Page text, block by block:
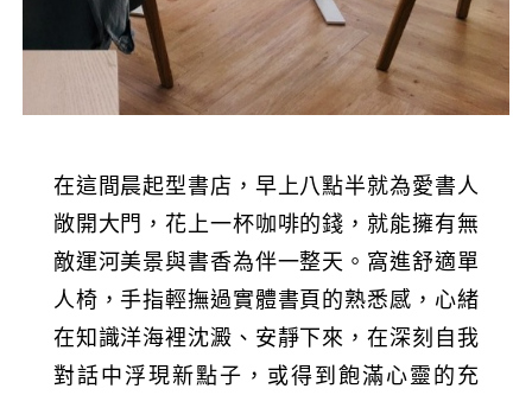
在這間晨起型書店，早上八點半就為愛書人
敞開大門，花上一杯咖啡的錢，就能擁有無
敵運河美景與書香為伴一整天。窩進舒適單
人椅，手指輕撫過實體書頁的熟悉感，心緒
在知識洋海裡沈澱、安靜下來，在深刻自我
對話中浮現新點子，或得到飽滿心靈的充